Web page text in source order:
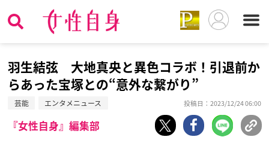
羽生結弦 大地真央と異色コラボ！引退前か
らあった宝塚との“意外な繋がり”
芸能 エンタメニュース 投稿日：2023/12/24 06:00
『女性自身』編集部